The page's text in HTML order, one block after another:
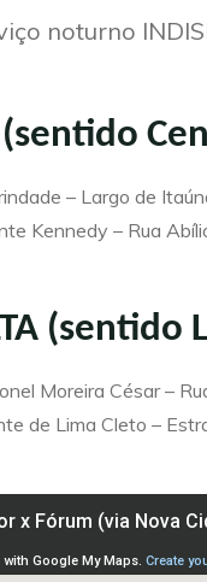
noturno
– Largo de
Kennedy – Rua
(sentido
Moreira César –
de Lima Cleto –